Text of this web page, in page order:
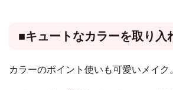
■キュートなカラーを取り入
カラーのポイント使いも可愛いメイク